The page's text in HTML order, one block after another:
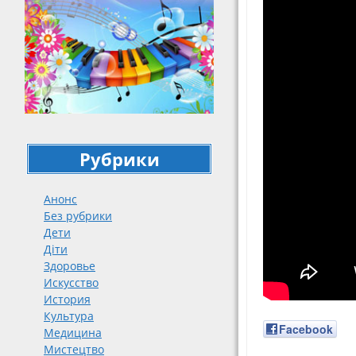
Рубрики
Анонс
Без рубрики
Дети
Діти
Здоровье
Искусство
История
Культура
Медицина
Мистецтво
Facebook